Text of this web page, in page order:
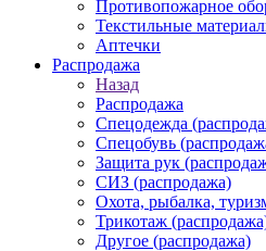
Противопожарное
Текстильные
Аптечки
Распродажа
Назад
Распродажа
Спецодежда
Спецобувь
Защита рук
СИЗ (распродажа)
Охота, рыбалка,
Трикотаж
Другое (распродажа)